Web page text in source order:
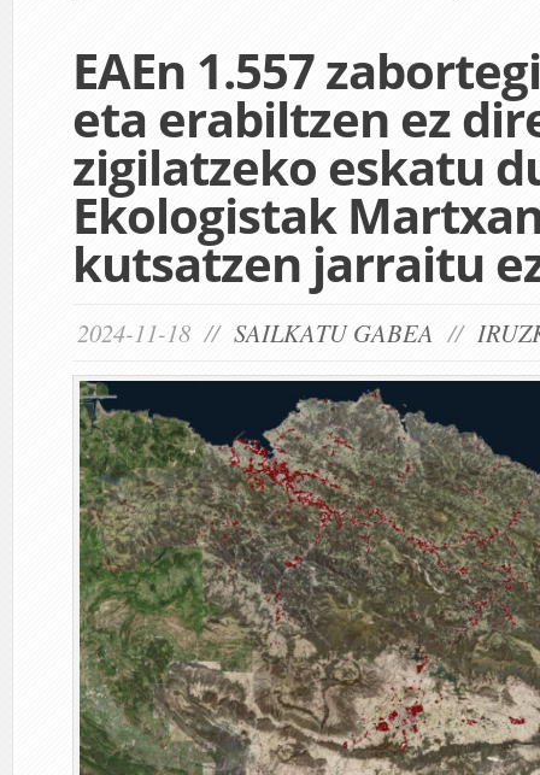
EAEn 1.557
eta erabiltzen ez
zigilatzeko eskatu
Ekologistak
kutsatzen jarraitu
2024-11-18 // SAILKATU GABEA //